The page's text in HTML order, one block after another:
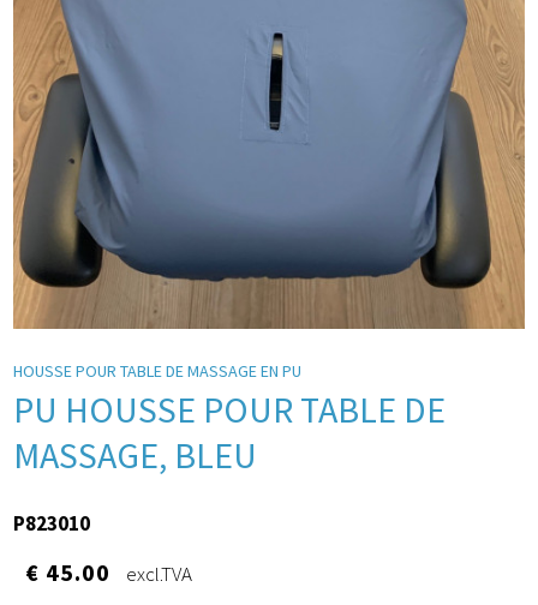
HOUSSE POUR TABLE DE MASSAGE EN PU
PU HOUSSE POUR TABLE DE
MASSAGE, BLEU
P823010
€ 45.00 excl.TVA